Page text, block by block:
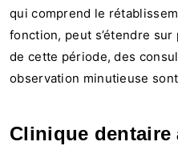
qui comprend le
fonction, peut s’étendre
de cette période, des
observation minutieuse
Clinique